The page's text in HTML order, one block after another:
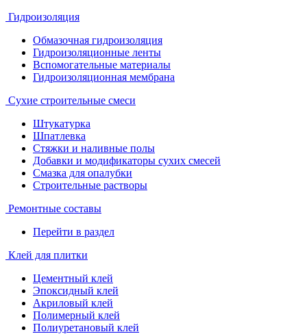
Гидроизоляция
Обмазочная гидроизоляция
Гидроизоляционные ленты
Вспомогательные материалы
Гидроизоляционная мембрана
Сухие строительные смеси
Штукатурка
Шпатлевка
Стяжки и наливные полы
Добавки и модификаторы сухих смесей
Смазка для опалубки
Строительные растворы
Ремонтные составы
Перейти в раздел
Клей для плитки
Цементный клей
Эпоксидный клей
Акриловый клей
Полимерный клей
Полиуретановый клей